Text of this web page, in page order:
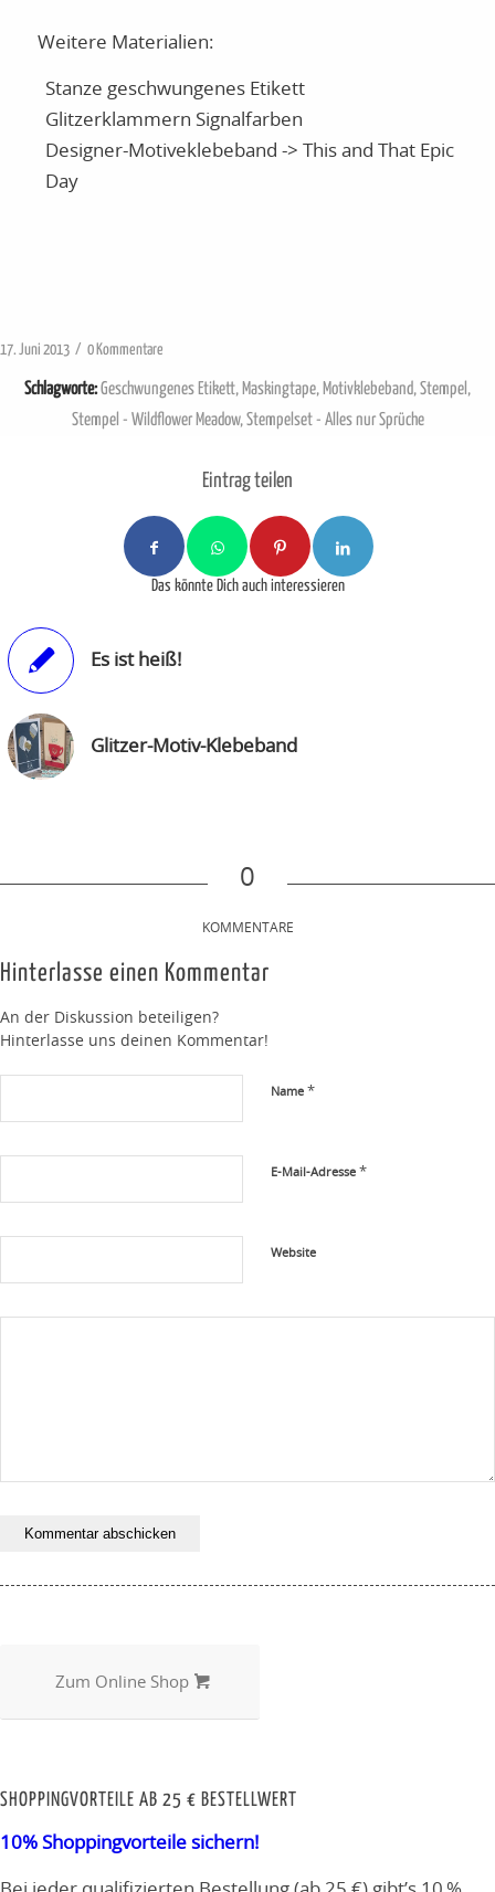
Weitere Materialien:
Stanze geschwungenes Etikett
Glitzerklammern Signalfarben
Designer-Motiveklebeband -> This and That Epic
Day
17. Juni 2013 / 0 Kommentare
Schlagworte: Geschwungenes Etikett, Maskingtape, Motivklebeband, Stempel ,
Stempel - Wildflower Meadow, Stempelset - Alles nur Sprüche
Eintrag teilen
Das könnte Dich auch interessieren
Es ist heiß!
Glitzer-Motiv-Klebeband
0
KOMMENTARE
Hinterlasse einen Kommentar
An der Diskussion beteiligen?
Hinterlasse uns deinen Kommentar!
Name *
E-Mail-Adresse *
Website
Zum Online Shop
SHOPPINGVORTEILE AB 25 € BESTELLWERT
10% Shoppingvorteile sichern!